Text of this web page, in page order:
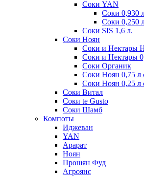
Соки YAN
Соки 0,930
Соки 0,250
Соки SIS 1,6 л.
Соки Ноян
Соки и Нектары
Соки и Нектары
Соки Органик
Соки Ноян 0,75 л
Соки Ноян 0,25 л
Соки Витал
Соки te Gusto
Соки Шамб
Компоты
Иджеван
YAN
Арарат
Ноян
Прошян Фуд
Агроянс